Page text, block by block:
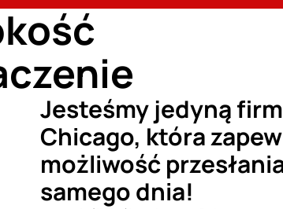
Jesteśmy jedyną
Chicago, która
możliwość
samego dnia!